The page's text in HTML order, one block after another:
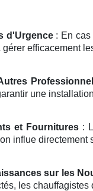
d'Urgence: En cas
efficacement
une
et Fournitures :
influe
sur les
les